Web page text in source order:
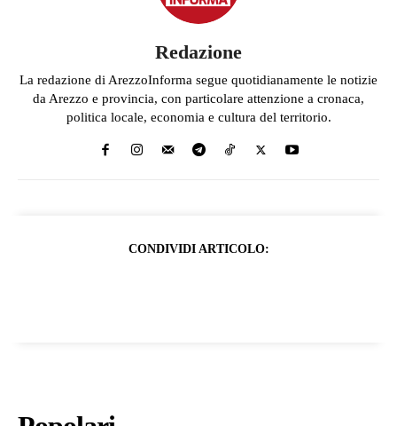
Redazione
La redazione di ArezzoInforma segue quotidianamente le notizie
da Arezzo e provincia, con particolare attenzione a cronaca,
politica locale, economia e cultura del territorio.
CONDIVIDI ARTICOLO: